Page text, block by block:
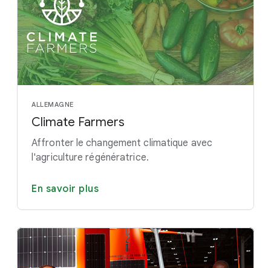
ALLEMAGNE
Climate Farmers
Affronter le changement climatique avec
l'agriculture régénératrice.
En savoir plus